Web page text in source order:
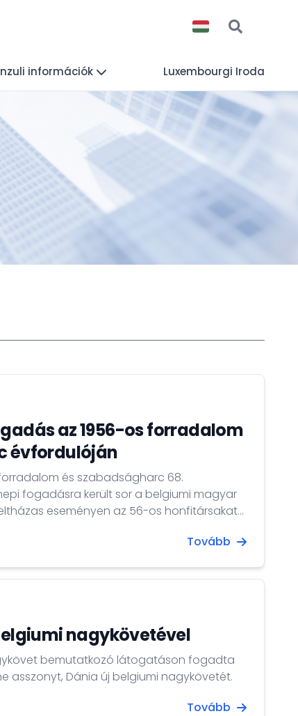
információk Luxembourgi Iroda
az 1956-os forradalom
évfordulóján
és szabadságharc 68.
fogadásra került sor a belgiumi magyar
eseményen az 56-os honfitársakat
képviselő nevében Bánfalvi Levente
Kálló László dandártábornok, véderő-,
Tovább
nagykövetével
bemutatkozó látogatáson fogadta
asszonyt, Dánia új belgiumi nagykövetét.
Tovább